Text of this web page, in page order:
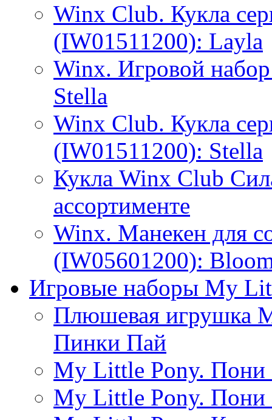
Winx Club. Кукла
(IW01511200): Layla
Winx. Игровой
Stella
Winx Club. Кукла
(IW01511200): Stella
Кукла Winx Club
ассортименте
Winx. Манекен для
(IW05601200):
Игровые наборы My
Плюшевая игрушка
Пинки Пай
My Little Pony. Пони
My Little Pony. Пони